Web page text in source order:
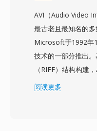
播日期，便于组织
自数字有线、地面
清和高清录制。
Center原生访问，
换为更简单的
Media Center在
AVI（Audio Video
最古老且最知名的
Microsoft于1992年
技术的一部分推出
（RIFF）结构构建
块的形式交错排列，
阅读更多